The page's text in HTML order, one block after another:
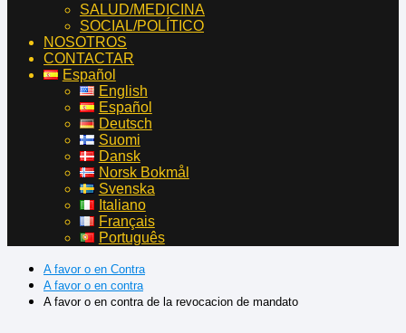
SALUD/MEDICINA
SOCIAL/POLÍTICO
NOSOTROS
CONTACTAR
Español
English
Español
Deutsch
Suomi
Dansk
Norsk Bokmål
Svenska
Italiano
Français
Português
A favor o en Contra
A favor o en contra
A favor o en contra de la revocacion de mandato